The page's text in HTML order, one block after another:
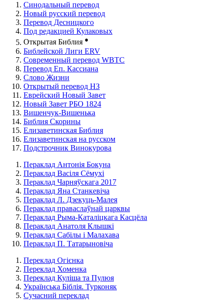
Синодальный перевод
Новый русский перевод
Перевод Десницкого
Под редакцией Кулаковых
Открытая Библия ●
Библейской Лиги ERV
Cовременный перевод WBTC
Перевод Еп. Кассиана
Слово Жизни
Открытый перевод НЗ
Еврейский Новый Завет
Новый Завет РБО 1824
Вишенчук-Вишенька
Библия Скорины
Елизаветинская Библия
Елизаветинская на русском
Подстрочник Винокурова
Пераклад Антонія Бокуна
Пераклад Васіля Сёмухі
Пераклад Чарняўскага 2017
Пераклад Яна Станкевіча
Пераклад Л. Дзекуць-Малея
Пераклад праваслаўнай царквы
Пераклад Рыма-Каталіцкага Касцёла
Пераклад Анатоля Клышкi
Пераклад Сабілы і Малахава
Пераклад П. Татарыновіча
Переклад Огієнка
Переклад Хоменка
Переклад Куліша та Пулюя
Українська Біблія. Турконяк
Сучасний переклад